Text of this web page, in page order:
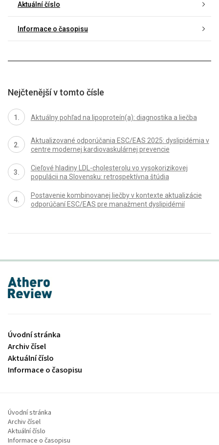
Aktuální číslo
Informace o časopisu
Nejčtenější v tomto čísle
Aktuálny pohľad na lipoproteín(a): diagnostika a liečba
Aktualizované odporúčania ESC/EAS 2025: dyslipidémia v
centre modernej kardiovaskulárnej prevencie
Cieľové hladiny LDL-cholesterolu vo vysokorizikovej
populácii na Slovensku: retrospektívna štúdia
Postavenie kombinovanej liečby v kontexte aktualizácie
odporúčaní ESC/EAS pre manažment dyslipidémií
proLékaře.cz
Úvodní stránka
Archiv čísel
Aktuální číslo
Informace o časopisu
Úvodní stránka
Archiv čísel
Aktuální číslo
Informace o časopisu